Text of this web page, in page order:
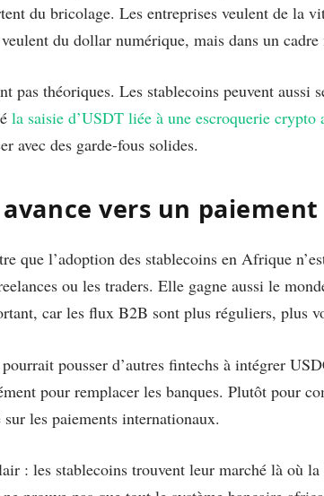
du bricolage. Les entreprises veulent de la
du dollar numérique, mais dans un cadre
pas théoriques. Les stablecoins peuvent aussi
la saisie d’USDT liée à une escroquerie crypto
avec des garde-fous solides.
avance vers un
que l’adoption des stablecoins en Afrique
ou les traders. Elle gagne aussi le
car les flux B2B sont plus réguliers, plus
pousser d’autres fintechs à intégrer
pour remplacer les banques. Plutôt pour
les paiements internationaux.
: les stablecoins trouvent leur marché là où